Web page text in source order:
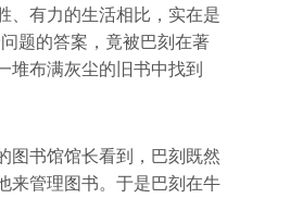
、有力的生活相比，实在是
题的答案，竟被巴刻在著
堆布满灰尘的旧书中找到
图书馆馆长看到，巴刻既然
来管理图书。于是巴刻在牛